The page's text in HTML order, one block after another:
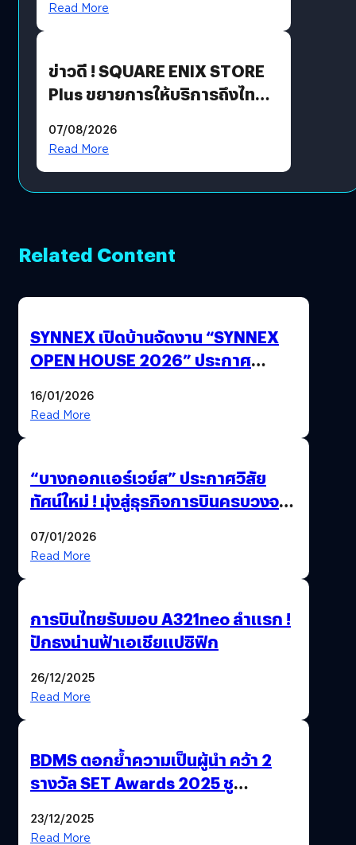
Read More
ข่าวดี ! SQUARE ENIX STORE
Plus ขยายการให้บริการถึงไทย
โดยตรง
07/08/2026
Read More
Related Content
SYNNEX เปิดบ้านจัดงาน “SYNNEX
OPEN HOUSE 2026” ประกาศ
ได้ 53,000 ล้านบาท
16/01/2026
Read More
“บางกอกแอร์เวย์ส” ประกาศวิสัย
ทัศน์ใหม่ ! มุ่งสู่ธุรกิจการบินครบวงจร
สังคม
07/01/2026
Read More
การบินไทยรับมอบ A321neo ลำแรก !
ปักธงน่านฟ้าเอเชียแปซิฟิก
26/12/2025
Read More
BDMS ตอกย้ำความเป็นผู้นำ คว้า 2
รางวัล SET Awards 2025 ชู
สุขภาพไทยสู่ความยั่งยืน
23/12/2025
Read More